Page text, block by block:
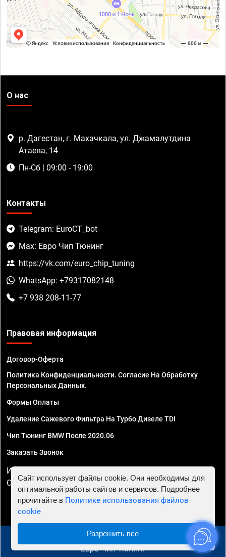
О нас
р. Дагестан, г. Махачкала, ул. Джамалутдина
Атаева, 14
Пн-Сб | 09:00 - 19:00
Контакты
Telegram: EuroCT_bot
Max: Евро Чип Тюнинг
https://vk.com/euro_chip_tuning
WhatsApp: +79317082148
+7 938 208-11-77
Правовая информация
Договор-Оферта
Политика Конфиденциальности. Согласие На Обработку
Персональных Данных.
Формы Оплаты
Удаление Сажевого Фильтра На Турбо Дизеле TDI
Чип Тюнинг BMW После 2020.06
Заказать Звонок
ИП Смирнов Георгий Павлович. ИНН 781302555843,
ОГРНИП 324470400032610
© 2010 - 2026 Чип тюнинг в Махачкале - Автосервис
"Евро Чип Тюнинг"
Сайт использует файлы cookie. Они необходимы для
оптимальной работы сайтов и сервисов. Подробнее
прочитайте в Политике использования файлов
cookie
Разрешить все